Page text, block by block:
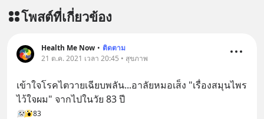
========================= 📣
=========================
เครียด หลับยาก ผมอยากแนะนำ
ผลิตภัณฑ์เสริมอาหาร Diip CBD ช่วย
บรรเทาความเครียด ลดความวิตกกังวล
เพิ่มการผ่อนคลาย ซึ่งช่วยให้การนอน
โพสต์ที่เกี่ยวข้อง
Health Me Now • ติดตาม
21 ต.ค. 2021 เวลา 20:45 • สุขภาพ
เข้าใจโรคไตวายเฉียบพลัน...อาลัยหมอเส็ง "เรื่องสมุนไพร
ไว้ใจผม" จากไปในวัย 83 ปี
83